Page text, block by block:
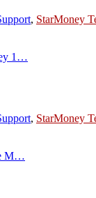
, StarMoney
1…
, StarMoney
M…